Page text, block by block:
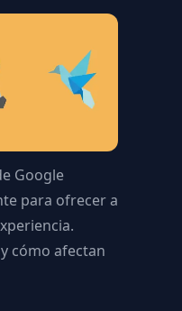
Google
para ofrecer a
cómo afectan